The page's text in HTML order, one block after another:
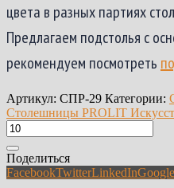
цвета в разных партиях
Предлагаем подстолья с
рекомендуем посмотреть
Артикул: СПР-29 Категории:
Столешницы PROLIT
Поделиться
FacebookTwitterLinkedIn